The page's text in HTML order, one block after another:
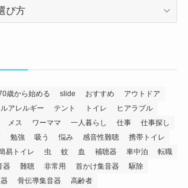
歳から始める slide おすすめ
アウトドア
アレルギー テント トイレ
ヒアラブル
メス ワーママ 一人暮らし 仕事
仕事探し
勉強 吸う 悩み 感音性難聴
携帯トイレ
易トイレ 虫 蚊 血 補聴器 車中泊
転職
器 難聴 非常用 首かけ集音器
駆除
骨伝導集音器 高齢者